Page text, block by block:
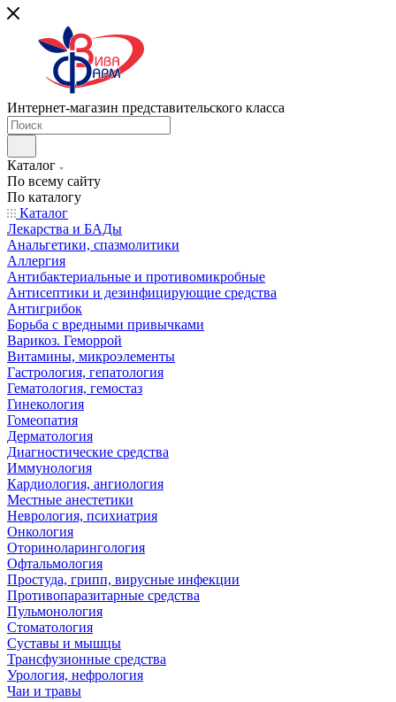
Интернет-магазин представительского класса
Каталог
По всему сайту
По каталогу
Каталог
Лекарства и БАДы
Анальгетики, спазмолитики
Аллергия
Антибактериальные и противомикробные
Антисептики и дезинфицирующие средства
Антигрибок
Борьба с вредными привычками
Варикоз. Геморрой
Витамины, микроэлементы
Гастрология, гепатология
Гематология, гемостаз
Гинекология
Гомеопатия
Дерматология
Диагностические средства
Иммунология
Кардиология, ангиология
Местные анестетики
Неврология, психиатрия
Онкология
Оториноларингология
Офтальмология
Простуда, грипп, вирусные инфекции
Противопаразитарные средства
Пульмонология
Стоматология
Суставы и мышцы
Трансфузионные средства
Урология, нефрология
Чаи и травы